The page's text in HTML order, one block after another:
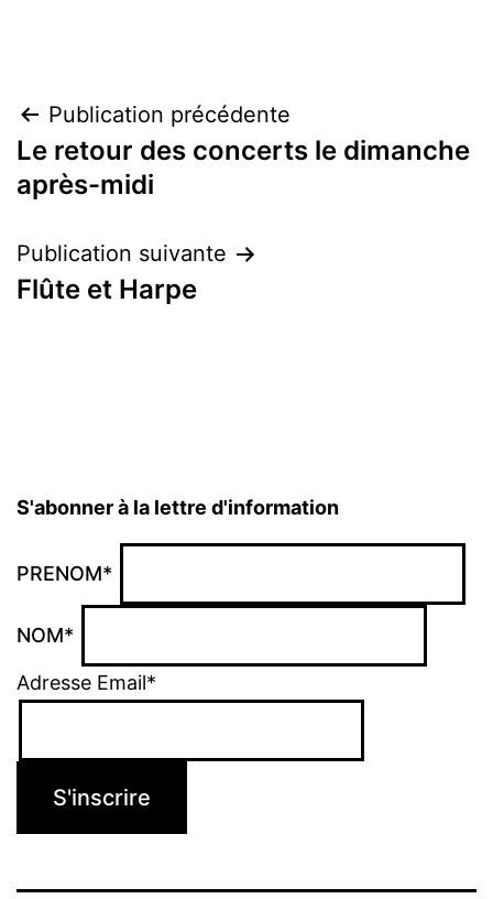
Navigation
de
Publication précédente
Le retour des concerts le dimanche
après-midi
Publication suivante
Flûte et Harpe
S'abonner à la lettre d'information
PRENOM*
NOM*
Adresse Email*